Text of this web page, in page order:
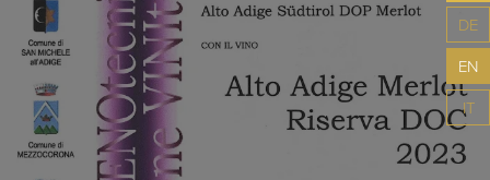
DE
EN
IT